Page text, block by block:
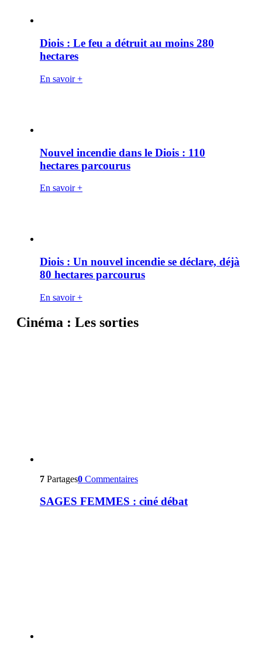
Diois : Le feu a détruit au moins 280
hectares
En savoir +
Nouvel incendie dans le Diois : 110
hectares parcourus
En savoir +
Diois : Un nouvel incendie se déclare, déjà
80 hectares parcourus
En savoir +
Cinéma : Les sorties
7 Partages0 Commentaires
SAGES FEMMES : ciné débat